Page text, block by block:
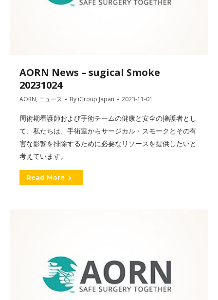
AORN News – sugical Smoke
20231024
AORN, ニュース By iGroup Japan 2023-11-01
周術期看護師および手術チームの健康と安全の擁護者とし
て、私たちは、手術室からサージカル・スモークとその有
害な影響を排除するために必要なリソースを提供したいと
考えています。
Read More